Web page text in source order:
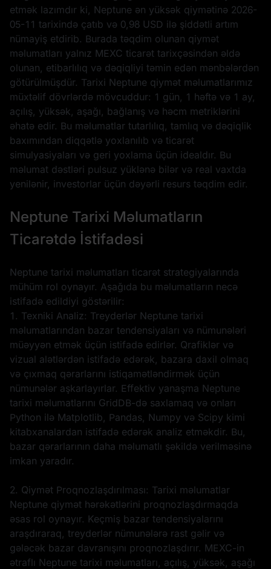
etmək lazımdır ki, Neptune ən yüksək qiymətinə 2026-
05-11 tarixində çatıb və 0,98 USD ilə şiddətli artım
nümayiş etdirib. Burada təqdim olunan qiymət
məlumatları yalnız MEXC ticarət tarixçəsindən əldə
olunan, etibarlılıq və dəqiqliyi təmin edən mənbələrdən
götürülmüşdür. Tarixi Neptune qiymət məlumatlarımız
müxtəlif dövrlərdə mövcuddur: 1 gün, 1 həftə və 1 ay,
açılış, yüksək, aşağı, bağlanış və həcm metriklərini
əhatə edir. Bu məlumatlar tutarlılıq, tamlıq və dəqiqlik
baxımından diqqətlə yoxlanılıb və ticarət
simulyasiyaları və geri yoxlama üçün idealdır. Bu
məlumat dəstləri pulsuz yüklənə bilər və real vaxtda
yenilənir, investorlar üçün dəyərli resurs təqdim edir.
Neptune Tarixi Məlumatların
Ticarətdə İstifadəsi
Neptune tarixi məlumatları ticarət strategiyalarında
mühüm rol oynayır. Aşağıda bu məlumatların necə
istifadə edildiyi göstərilir:
1. Texniki Analiz: Treyderlər Neptune tarixi
məlumatlarından bazar tendensiyaları və nümunələri
müəyyən etmək üçün istifadə edirlər. Qrafiklər və
vizual alətlərdən istifadə edərək, bazara daxil olmaq
və çıxmaq qərarlarını istiqamətləndirmək üçün
nümunələr aşkarlayırlar. Effektiv yanaşma Neptune
tarixi məlumatlarını GridDB-də saxlamaq və onları
Python ilə Matplotlib, Pandas, Numpy və Scipy kimi
kitabxanalardan istifadə edərək analiz etməkdir. Bu,
bazar qərarlarının daha məlumatlı şəkildə verilməsinə
imkan yaradır.
2. Qiymət Proqnozlaşdırılması: Tarixi məlumatlar
Neptune qiymət hərəkətlərini proqnozlaşdırmaqda
əsas rol oynayır. Keçmiş bazar tendensiyalarını
araşdıraraq, treyderlər nümunələrə rast gəlir və
gələcək bazar davranışını proqnozlaşdırır. MEXC-in
ətraflı Neptune tarixi məlumatları, açılış, yüksək, aşağı